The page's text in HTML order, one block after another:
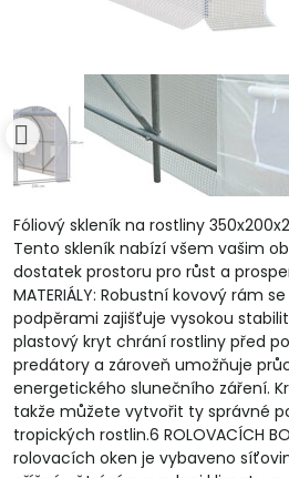
Fóliový skleník na rostliny
Tento skleník nabízí všem vašim
dostatek prostoru pro růst a
MATERIÁLY: Robustní kovový rám
podpěrami zajišťuje vysokou
plastový kryt chrání rostliny před
predátory a zároveň umožňuje
energetického slunečního záření.
takže můžete vytvořit ty správné
tropických rostlin.6 ROLOVACÍCH
rolovacích oken je vybaveno